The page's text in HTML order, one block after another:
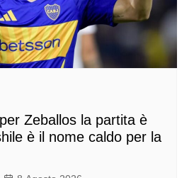
Zeballos la partita è
è il nome caldo per la